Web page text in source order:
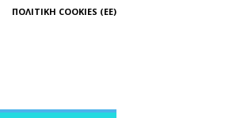
ΠΟΛΙΤΙΚΉ COOKIES (ΕΕ)